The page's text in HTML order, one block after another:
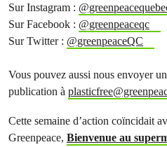
Sur Instagram : ​
Sur Facebook : ​ @greenpeaceqc
Sur Twitter : ​ @greenpeaceQC
Vous pouvez aussi nous envoyer
publication à
Cette semaine d’action coïncidait
Greenpeace, Bienvenue au